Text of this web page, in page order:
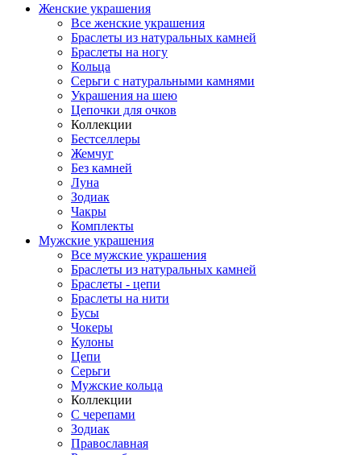
Женские украшения
Все женские украшения
Браслеты из натуральных камней
Браслеты на ногу
Кольца
Серьги с натуральными камнями
Украшения на шею
Цепочки для очков
Коллекции
Бестселлеры
Жемчуг
Без камней
Луна
Зодиак
Чакры
Комплекты
Мужские украшения
Все мужские украшения
Браслеты из натуральных камней
Браслеты - цепи
Браслеты на нити
Бусы
Чокеры
Кулоны
Цепи
Серьги
Мужские кольца
Коллекции
С черепами
Зодиак
Православная